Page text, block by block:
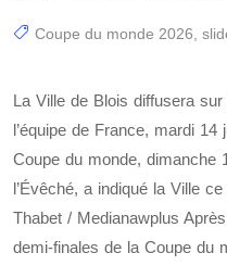
Coupe du monde 2026
La Ville de Blois diffusera
l’équipe de France, mardi
Coupe du monde, dimanche
l’Évêché, a indiqué la Ville
Thabet / Medianawplus
demi-finales de la Coupe du